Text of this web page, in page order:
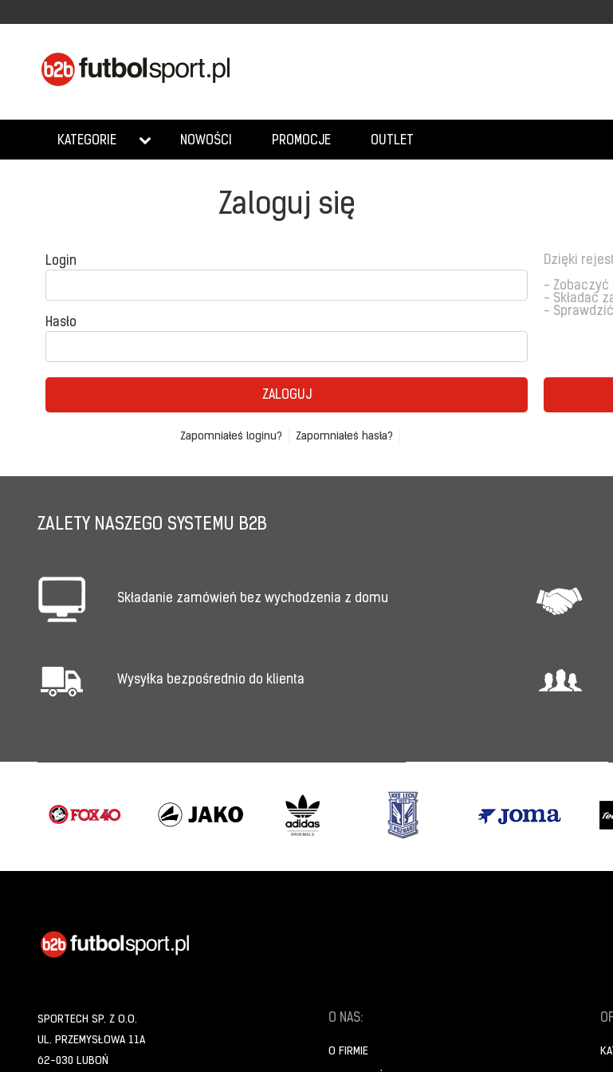
KATEGORIE NOWOŚCI PROMOCJE OUTLET
Zaloguj się
Login
Hasło
ZALOGUJ
Zapomniałeś loginu? Zapomniałeś hasła?
Dzięki
- Zobaczyć
- Składać
-
ZALETY NASZEGO SYSTEMU B2B
Składanie zamówień bez wychodzenia z domu
Wysyłka bezpośrednio do klienta
SPORTECH SP. Z O.O.
UL. PRZEMYSŁOWA 11A
62-030 LUBOŃ
O NAS:
O FIRMIE